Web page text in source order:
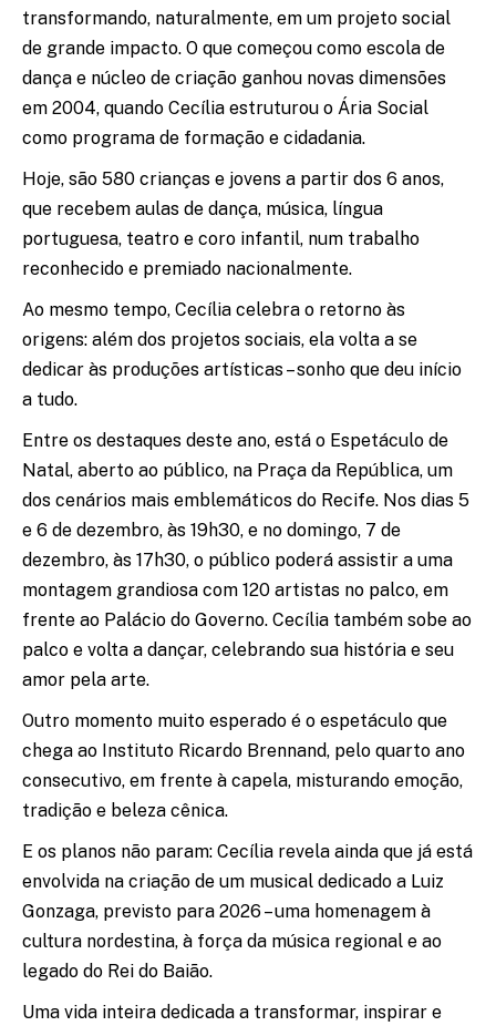
transformando, naturalmente, em um projeto social
de grande impacto. O que começou como escola de
dança e núcleo de criação ganhou novas dimensões
em 2004, quando Cecília estruturou o Ária Social
como programa de formação e cidadania.
Hoje, são 580 crianças e jovens a partir dos 6 anos,
que recebem aulas de dança, música, língua
portuguesa, teatro e coro infantil, num trabalho
reconhecido e premiado nacionalmente.
Ao mesmo tempo, Cecília celebra o retorno às
origens: além dos projetos sociais, ela volta a se
dedicar às produções artísticas – sonho que deu início
a tudo.
Entre os destaques deste ano, está o Espetáculo de
Natal, aberto ao público, na Praça da República, um
dos cenários mais emblemáticos do Recife. Nos dias 5
e 6 de dezembro, às 19h30, e no domingo, 7 de
dezembro, às 17h30, o público poderá assistir a uma
montagem grandiosa com 120 artistas no palco, em
frente ao Palácio do Governo. Cecília também sobe ao
palco e volta a dançar, celebrando sua história e seu
amor pela arte.
Outro momento muito esperado é o espetáculo que
chega ao Instituto Ricardo Brennand, pelo quarto ano
consecutivo, em frente à capela, misturando emoção,
tradição e beleza cênica.
E os planos não param: Cecília revela ainda que já está
envolvida na criação de um musical dedicado a Luiz
Gonzaga, previsto para 2026 – uma homenagem à
cultura nordestina, à força da música regional e ao
legado do Rei do Baião.
Uma vida inteira dedicada a transformar, inspirar e